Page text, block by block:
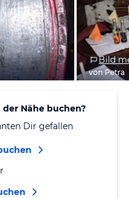
Bild
von Petra
Nähe buchen?
Dir gefallen